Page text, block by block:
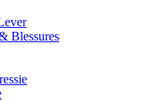
Blessures